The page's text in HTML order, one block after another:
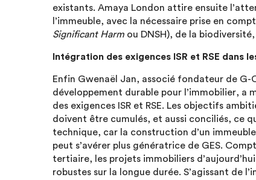
existants. Amaya London attire ensuite
l’immeuble, avec la nécessaire prise en
Significant Harm ou DNSH), de la
Intégration des exigences ISR et RSE dans
Enfin Gwenaël Jan, associé fondateur de
développement durable pour l’immobilier,
des exigences ISR et RSE. Les objectifs
doivent être cumulés, et aussi conciliés, ce
technique, car la construction d’un
peut s’avérer plus génératrice de GES.
tertiaire, les projets immobiliers
robustes sur la longue durée. S’agissant de